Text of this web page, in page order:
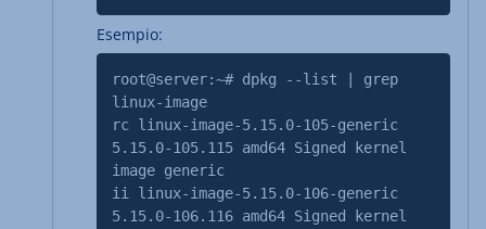
Esempio:
root@server:~# dpkg --list | grep
linux-image
rc linux-image-5.15.0-105-generic
5.15.0-105.115 amd64 Signed kernel
image generic
ii linux-image-5.15.0-106-generic
5.15.0-106.116 amd64 Signed kernel